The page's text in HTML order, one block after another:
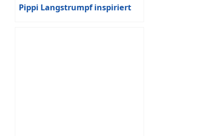
Pippi Langstrumpf inspiriert